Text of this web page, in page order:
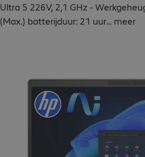
Ultra 5 226V, 2,1 GHz -
(Max.) batterijduur: 21 uur... meer